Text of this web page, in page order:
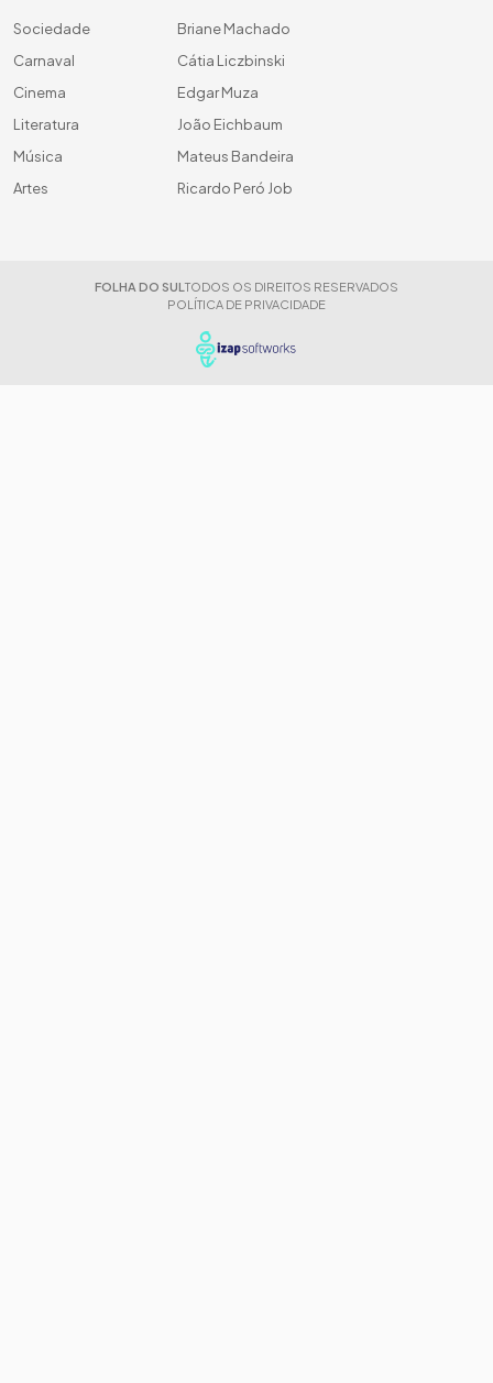
Sociedade
Carnaval
Cinema
Literatura
Música
Artes
Briane Machado
Cátia Liczbinski
Edgar Muza
João Eichbaum
Mateus Bandeira
Ricardo Peró Job
FOLHA DO SUL TODOS OS DIREITOS RESERVADOS
POLÍTICA DE PRIVACIDADE